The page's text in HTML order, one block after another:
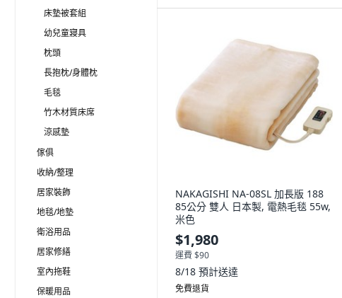
床墊被套組
幼兒童寢具
枕頭
長抱枕/身體枕
毛毯
竹木材質床席
涼感墊
傢俱
收納/整理
居家裝飾
地毯/地墊
衛浴用品
居家修繕
室內拖鞋
保暖用品
NAKAGISHI NA-08SL 加長版 188
85公分 雙人 日本製, 電熱毛毯 55w,
米色
$1,980
運費 $90
8/18 預計送達
免費退貨